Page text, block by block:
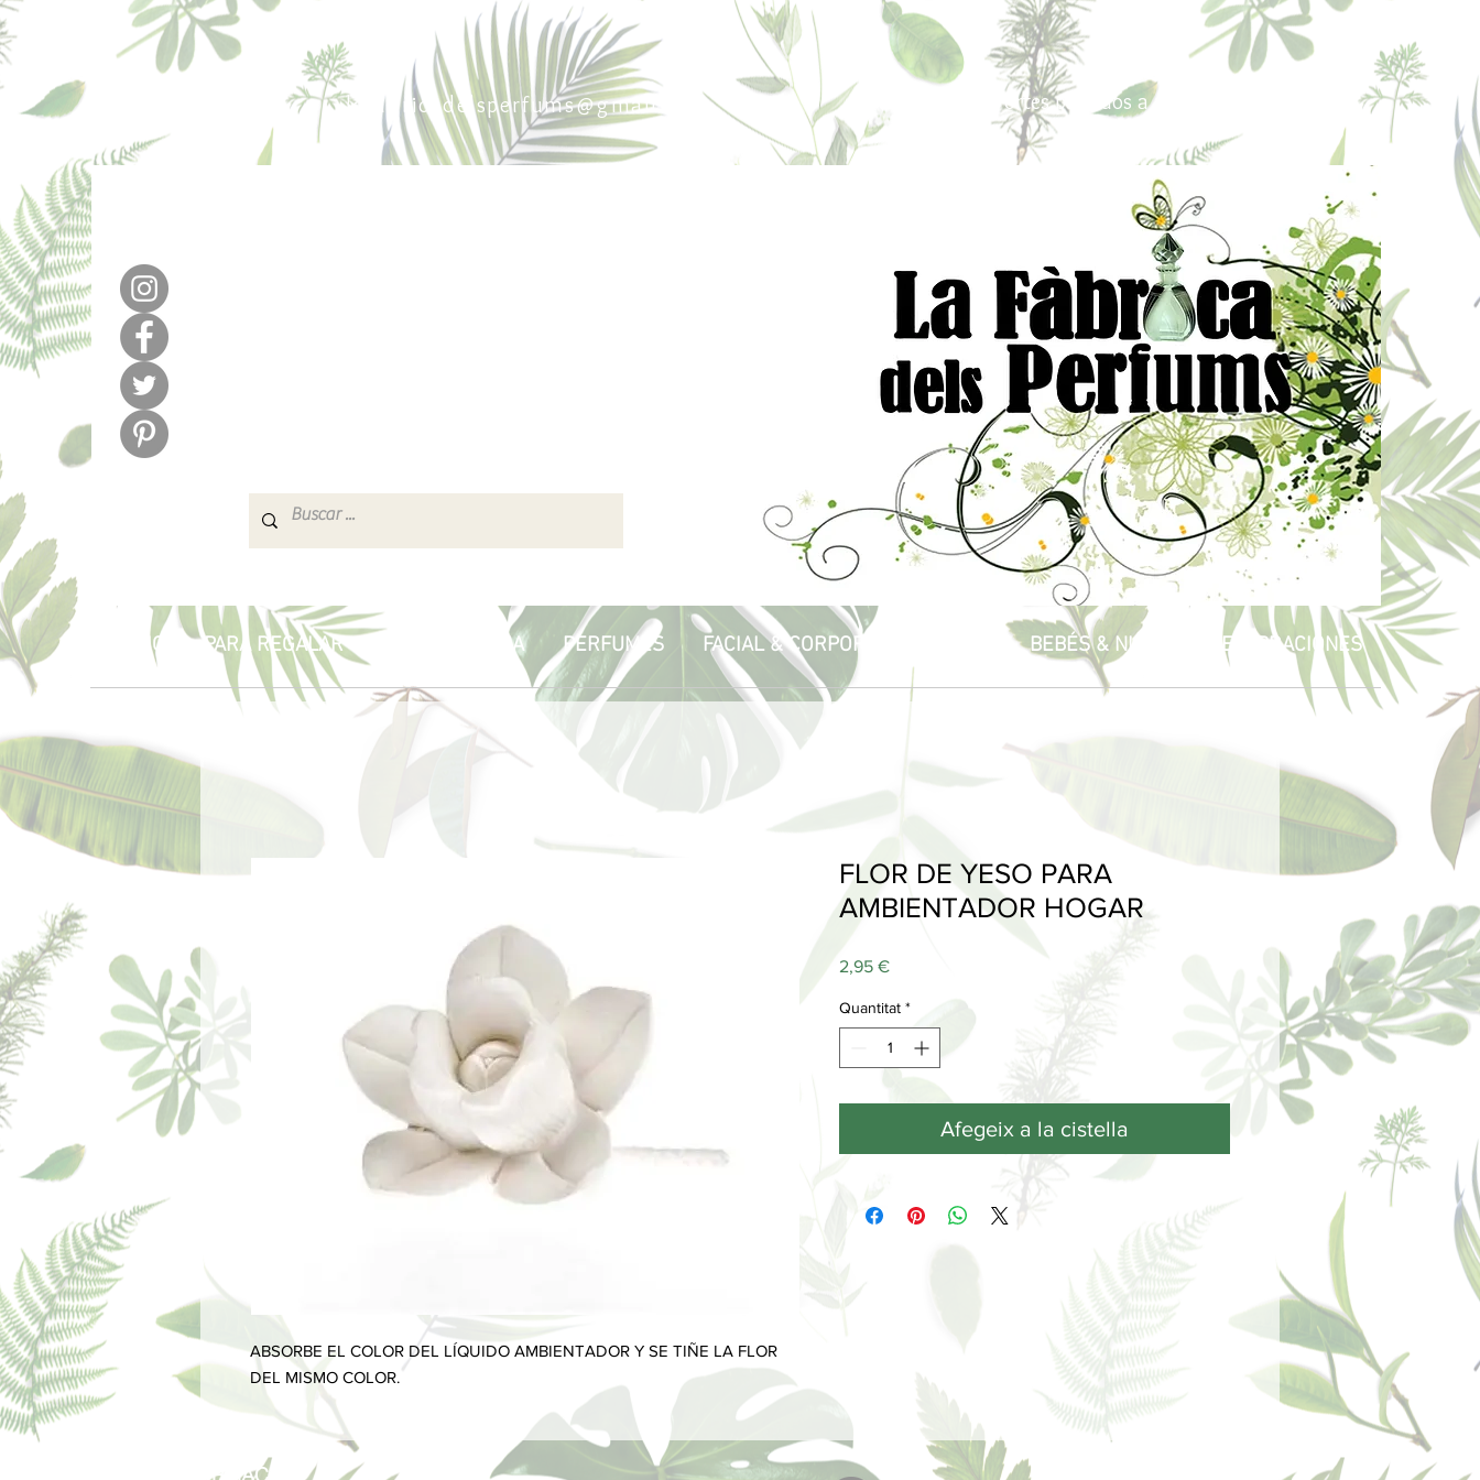
lafabricadelsperfums@gmail.co
Portes pagados a partir de 80€
INICIO PARA REGALAR AROMATERAPIA PERFUMES FACIAL & CORPORAL BEBÉS & NIÑOS CELEBRACIONES
ABSORBE EL COLOR DEL LÍQUIDO AMBIENTADOR Y SE TIÑE LA FLOR
DEL MISMO COLOR.
FLOR DE YESO PARA
AMBIENTADOR HOGAR
2,95 €Price
Quantitat *
Afegeix a la cistella